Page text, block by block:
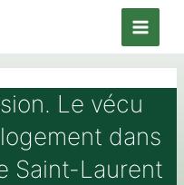
Main
Le vécu
dans
Saint-Laurent